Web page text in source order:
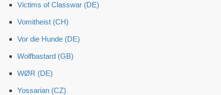
Victims of Classwar (DE)
Vomitheist (CH)
Vor die Hunde (DE)
Wolfbastard (GB)
WØR (DE)
Yossarian (CZ)